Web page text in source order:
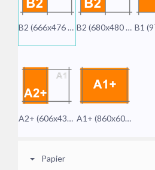
B2 (666x476 mm) B2 (680x480 mm)
A2+ (606x430 mm) A1+ (860x606 mm)
Papier